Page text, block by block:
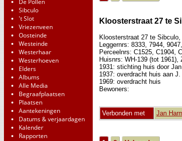
De Pollen
Sibculo
't Slot
Vriezenveen
Oosteinde
Westeinde
Westerhaar
Westerhoeven
Elders
Albums
Alle Media
Begraafplaatsen
Plaatsen
Aantekeningen
Datums & verjaardagen
Kalender
Rapporten
Kloosterstraat 27 te
Kloosterstraat 27 te
Leggernrs: 8333, 7944,
Perceelnrs: C1525, C1904,
Huisnrs: WH-139 (tot
1931: stichting huis door
1937: overdracht huis aan J.
1969: overdracht huis
Bewoners:
Verbonden met Jan